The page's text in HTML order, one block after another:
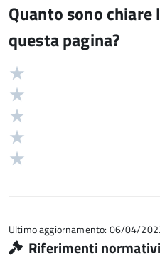
Quanto sono
questa pagina?
Valutazione
5
Ultimo aggiornamento: 06/04/
Riferimenti normativi